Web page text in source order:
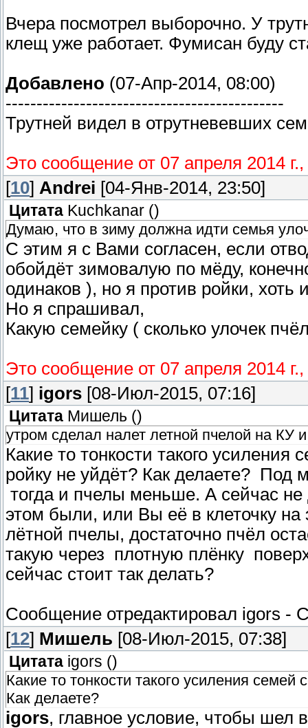
Вчера посмотрел выборочно. У
клещ уже работает. Фумисан буду
Добавлено (07-Апр-2014, 08:00)
---------------------------------------------
Трутней видел в отрутневевших
Это сообщение от 07 апреля 2014
[10] Andrei [04-Янв-2014, 23:50]
Цитата Kuchkanar ()
Думаю, что в зиму должна идти семья
С этим я с Вами согласен, если
обойдёт зимовалую по мёду,
одинаков ), но я против ройки, хоть
Но я спрашивал,
Какую семейку ( сколько улочек
Это сообщение от 07 апреля 2014
[11] igors [08-Июл-2015, 07:16]
Цитата Мишель ()
утром сделал налет летной пчелой на КУ
Какие то тонкости такого
ройку не уйдёт? Как делаете? Под
тогда и пчелы меньше. А сейчас не
этом были, или Вы её в клеточку
лётной пчелы, достаточно пчёл
такую через плотную плёнку
сейчас стоит так делать?
Сообщение отредактировал igors -
[12] Мишель [08-Июл-2015, 07:38]
Цитата igors ()
Какие то тонкости такого усиления
Как делаете?
igors, главное условие, чтобы шел